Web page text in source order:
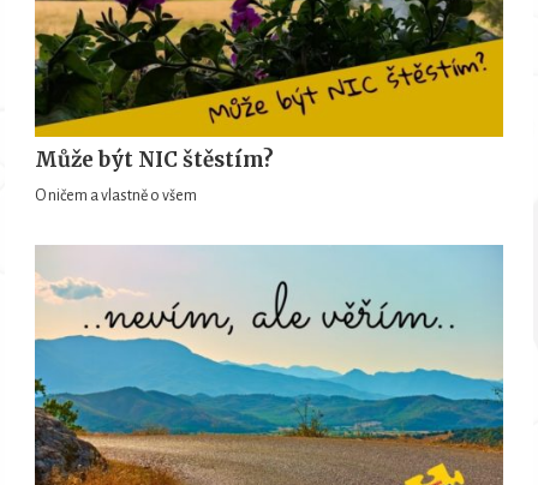
Může být NIC štěstím?
O ničem a vlastně o všem